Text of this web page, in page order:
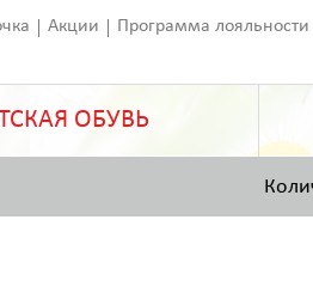
Акции Программа лояльности
ОБУВЬ